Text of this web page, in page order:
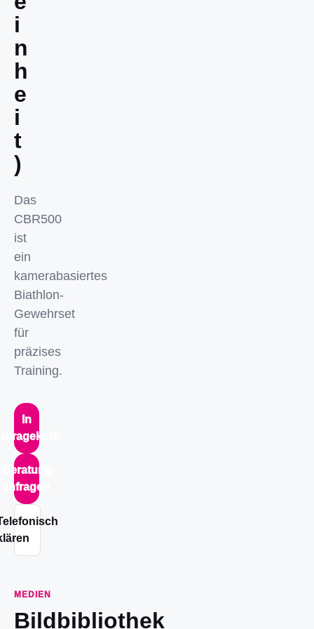
i
n
h
e
i
t
)
Das
CBR500
ist
ein
kamerabasiertes
Biathlon-
Gewehrset
für
präzises
Training.
In
Beratung
anfragen
MEDIEN
Bildbibliothek